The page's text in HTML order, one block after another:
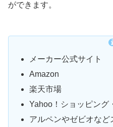
ができます。
メーカー公式サイト
Amazon
楽天市場
Yahoo！ショッピング
アルペンやゼビオなど